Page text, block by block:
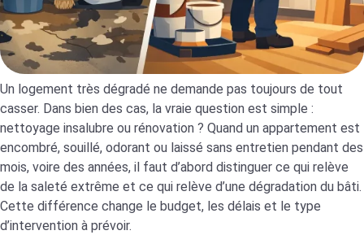
Un logement très dégradé ne demande pas toujours de tout
casser. Dans bien des cas, la vraie question est simple :
nettoyage insalubre ou rénovation ? Quand un appartement est
encombré, souillé, odorant ou laissé sans entretien pendant des
mois, voire des années, il faut d’abord distinguer ce qui relève
de la saleté extrême et ce qui relève d’une dégradation du bâti.
Cette différence change le budget, les délais et le type
d’intervention à prévoir.